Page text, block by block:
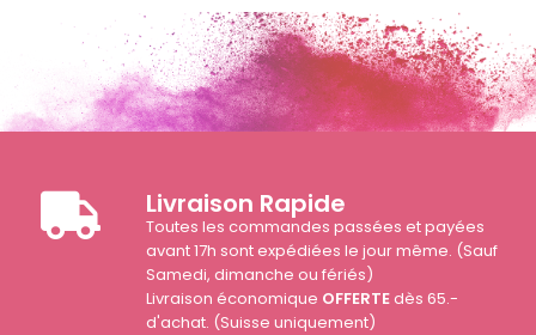
Livraison Rapide
Toutes les commandes passées et payées
avant 17h sont expédiées le jour même. (Sauf
Samedi, dimanche ou fériés)
Livraison économique OFFERTEdès 65.-
d'achat. (Suisse uniquement)